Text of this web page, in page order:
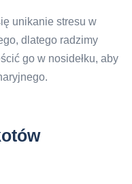
unikanie stresu w
dlatego radzimy
go w nosidełku, aby